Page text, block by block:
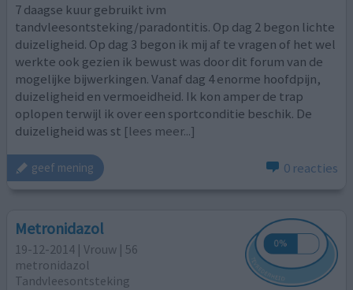
7 daagse kuur gebruikt ivm
tandvleesontsteking/paradontitis. Op dag 2 begon lichte
duizeligheid. Op dag 3 begon ik mij af te vragen of het wel
werkte ook gezien ik bewust was door dit forum van de
mogelijke bijwerkingen. Vanaf dag 4 enorme hoofdpijn,
duizeligheid en vermoeidheid. Ik kon amper de trap
oplopen terwijl ik over een sportconditie beschik. De
duizeligheid was st [lees meer...]
geef mening 0 reacties
Metronidazol
19-12-2014 | Vrouw | 56
metronidazol
Tandvleesontsteking